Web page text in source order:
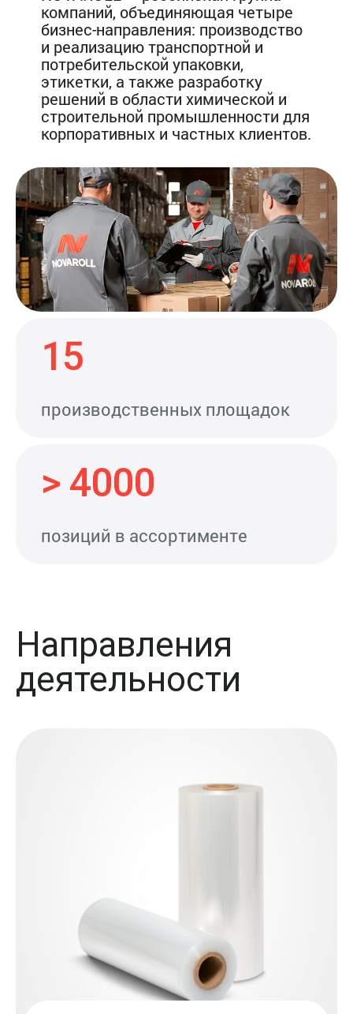
компаний, объединяющая четыре
бизнес-направления: производство
и реализацию транспортной и
потребительской упаковки,
этикетки, а также разработку
решений в области химической и
строительной промышленности для
корпоративных и частных клиентов.
15
производственных площадок
> 4000
позиций в ассортименте
Направления
деятельности